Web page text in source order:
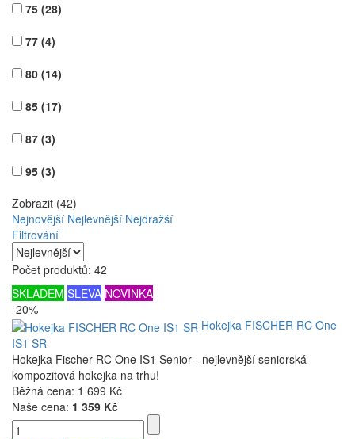
75 (28)
77 (4)
80 (14)
85 (17)
87 (3)
95 (3)
Zobrazit (42)
Nejnovější Nejlevnější Nejdražší
Filtrování
Počet produktů: 42
SKLADEM SLEVA NOVINKA
-20%
Hokejka FISCHER RC One
IS1 SR
Hokejka Fischer RC One IS1 Senior - nejlevnější seniorská
kompozitová hokejka na trhu!
Běžná cena: 1 699 Kč
Naše cena: 1 359 Kč